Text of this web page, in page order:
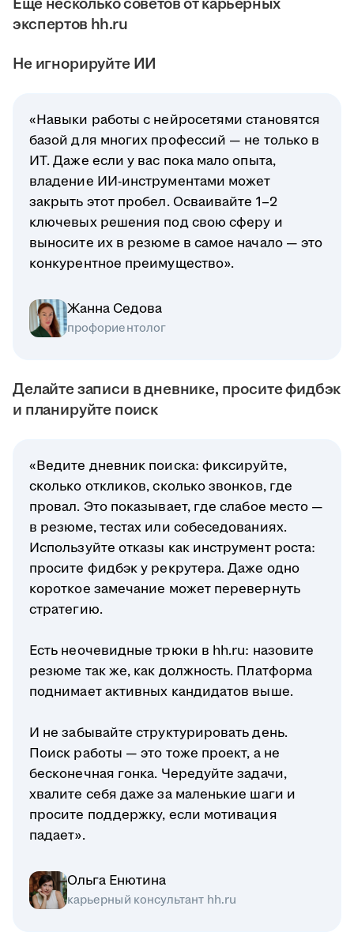
экспертов hh.ru
Не игнорируйте ИИ
«Навыки работы с нейросетями становятся
базой для многих профессий — не только в
ИТ. Даже если у вас пока мало опыта,
владение ИИ-инструментами может
закрыть этот пробел. Осваивайте 1–2
ключевых решения под свою сферу и
выносите их в резюме в самое начало — это
конкурентное преимущество».
Жанна Седова
профориентолог
Делайте записи в дневнике, просите фидбэк
и планируйте поиск
«Ведите дневник поиска: фиксируйте,
сколько откликов, сколько звонков, где
провал. Это показывает, где слабое место —
в резюме, тестах или собеседованиях.
Используйте отказы как инструмент роста:
просите фидбэк у рекрутера. Даже одно
короткое замечание может перевернуть
стратегию.
Есть неочевидные трюки в hh.ru: назовите
резюме так же, как должность. Платформа
поднимает активных кандидатов выше.
И не забывайте структурировать день.
Поиск работы — это тоже проект, а не
бесконечная гонка. Чередуйте задачи,
хвалите себя даже за маленькие шаги и
просите поддержку, если мотивация
падает».
Ольга Енютина
карьерный консультант hh.ru